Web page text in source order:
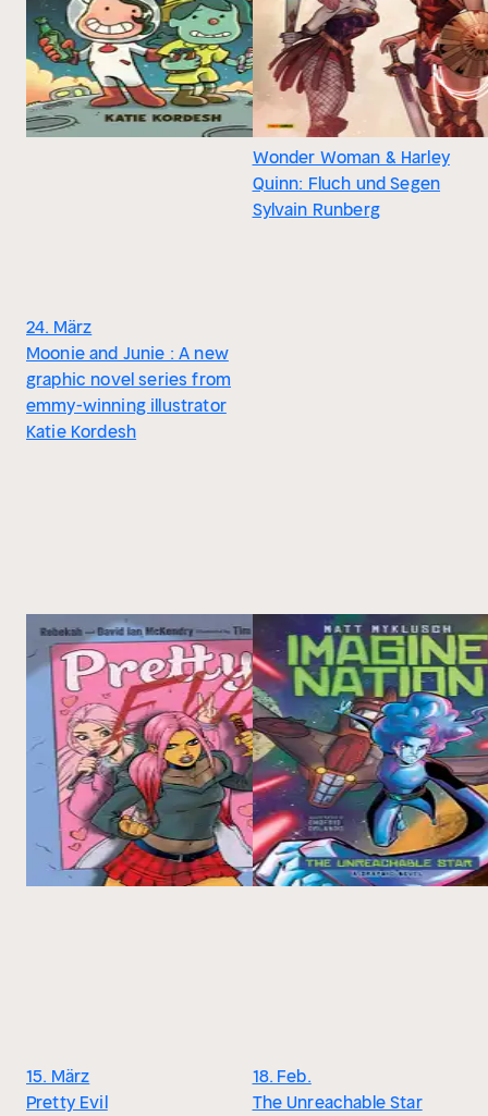
24. März
Moonie and Junie : A new
graphic novel series from
emmy-winning illustrator
Katie Kordesh
Wonder Woman & Harley
Quinn: Fluch und Segen
Sylvain Runberg
15. März
Pretty Evil
18. Feb.
The Unreachable Star